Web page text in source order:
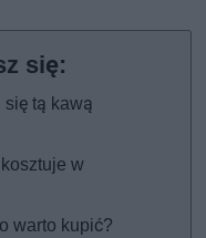
tą kawą
w
warto kupić?